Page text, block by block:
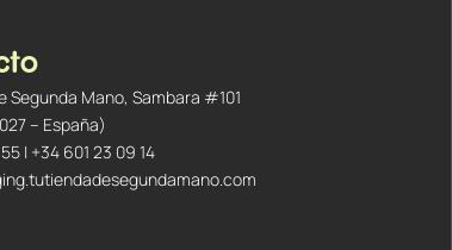
Segunda Mano, Sambara #101
– España)
| +34 601 23 09 14